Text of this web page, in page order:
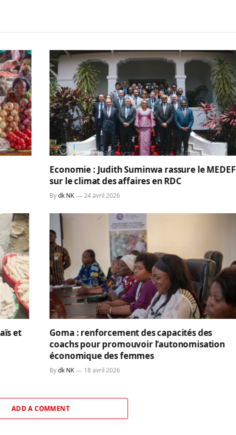
Economie : Judith Suminwa rassure le MEDEF
sur le climat des affaires en RDC
By dk NK 24 avril 2026
et
Goma : renforcement des capacités des
coachs pour promouvoir l’autonomisation
économique des femmes
By dk NK 18 avril 2026
ADD A COMMENT